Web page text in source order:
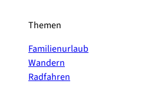
Themen
Familienurlaub
Wandern
Radfahren